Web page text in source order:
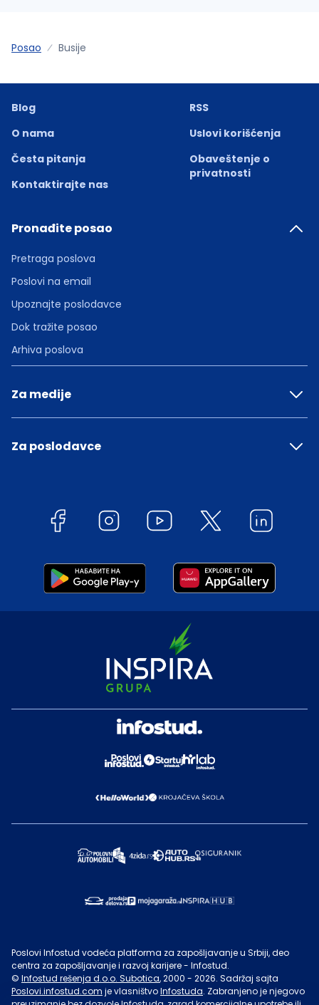
Posao Busije
Blog
O nama
Česta pitanja
Kontaktirajte nas
RSS
Uslovi korišćenja
Obaveštenje o
privatnosti
Pronađite posao
Pretraga poslova
Poslovi na email
Upoznajte poslodavce
Dok tražite posao
Arhiva poslova
Za medije
Za poslodavce
Poslovi Infostud vodeća platforma za zapošljavanje u Srbiji, deo
centra za zapošljavanje i razvoj karijere - Infostud.
© Infostud rešenja d.o.o. Subotica, 2000 - 2026. Sadržaj sajta
Poslovi.infostud.com je vlasništvoInfostuda. Zabranjeno je njegovo